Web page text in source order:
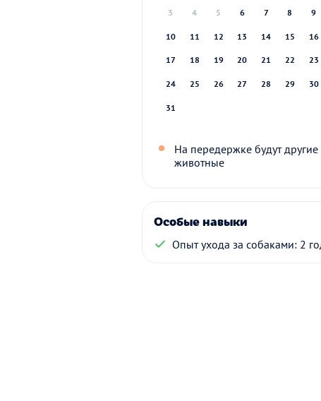
3 4 5 6 7 8 9
10 11 12 13 14 15 16
17 18 19 20 21 22 23
24 25 26 27 28 29 30
31
На передержке будут другие
животные
Особые навыки
Опыт ухода за собаками: 2